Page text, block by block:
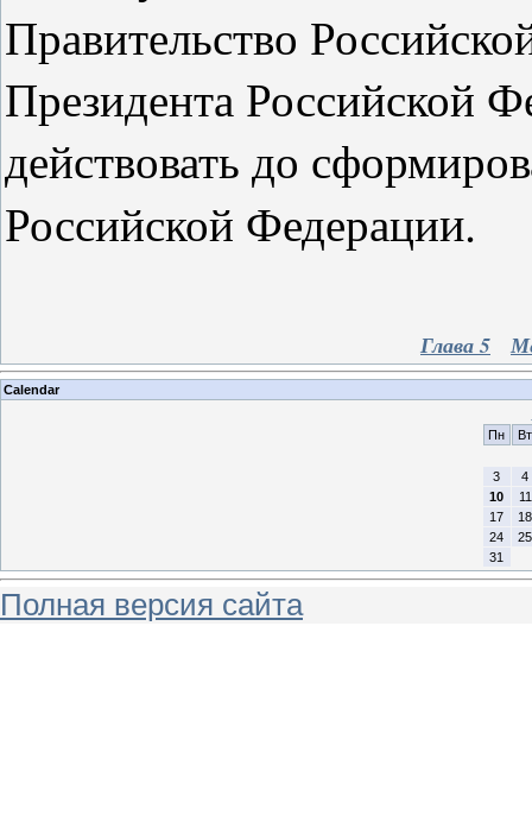
Правительство
Президента Российской
действовать до
Российской Федерации.
Глава 5
Calendar
Пн
Вт
3
4
10
11
17
18
24
25
31
Полная версия сайта